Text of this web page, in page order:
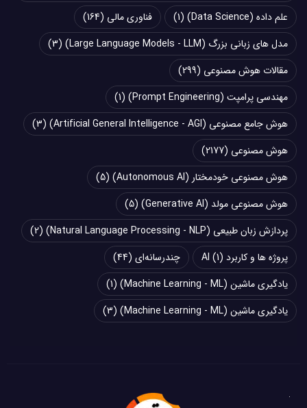
علم داده (Data Science)
(1) فناوری مالی (164)
مدل های زبانی بزرگ (Large Language Models - LLM)
(3)
مقالات هوش مصنوعی (299)
مهندسی پرامپت (Prompt Engineering)
(1)
هوش جامع مصنوعی (Artificial General Intelligence - AGI)
(3)
هوش مصنوعی (2177)
هوش مصنوعی خودمختار (Autonomous AI)
(5)
هوش مصنوعی مولد (Generative AI)
(5)
پردازش زبان طبیعی (Natural Language Processing - NLP)
(2)
پروژه ها و کاربرد AI (1) چند‌‌رسانه‌ای (44)
یادگیری ماشین (Machine Learning - ML)
(1)
یادگیری ماشین (Machine Learning - ML)
(3)